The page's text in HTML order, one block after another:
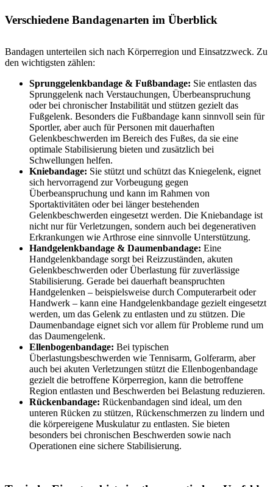
Verschiedene Bandagenarten im Überblick
Bandagen unterteilen sich nach Körperregion und Einsatzzweck. Zu
den wichtigsten zählen:
Sprunggelenkbandage & Fußbandage: Sie entlasten das
Sprunggelenk nach Verstauchungen, Überbeanspruchung
oder bei chronischer Instabilität und stützen gezielt das
Fußgelenk. Besonders die Fußbandage kann sinnvoll sein für
Sportler, aber auch für Personen mit dauerhaften
Gelenkbeschwerden im Bereich des Fußes, da sie eine
optimale Stabilisierung bieten und zusätzlich bei
Schwellungen helfen.
Kniebandage: Sie stützt und schützt das Kniegelenk, eignet
sich hervorragend zur Vorbeugung gegen
Überbeanspruchung und kann im Rahmen von
Sportaktivitäten oder bei länger bestehenden
Gelenkbeschwerden eingesetzt werden. Die Kniebandage ist
nicht nur für Verletzungen, sondern auch bei degenerativen
Erkrankungen wie Arthrose eine sinnvolle Unterstützung.
Handgelenkbandage & Daumenbandage: Eine
Handgelenkbandage sorgt bei Reizzuständen, akuten
Gelenkbeschwerden oder Überlastung für zuverlässige
Stabilisierung. Gerade bei dauerhaft beanspruchten
Handgelenken – beispielsweise durch Computerarbeit oder
Handwerk – kann eine Handgelenkbandage gezielt eingesetzt
werden, um das Gelenk zu entlasten und zu stützen. Die
Daumenbandage eignet sich vor allem für Probleme rund um
das Daumengelenk.
Ellenbogenbandage: Bei typischen
Überlastungsbeschwerden wie Tennisarm, Golferarm, aber
auch bei akuten Verletzungen stützt die Ellenbogenbandage
gezielt die betroffene Körperregion, kann die betroffene
Region entlasten und Beschwerden bei Belastung reduzieren.
Rückenbandage: Rückenbandagen sind ideal, um den
unteren Rücken zu stützen, Rückenschmerzen zu lindern und
die körpereigene Muskulatur zu entlasten. Sie bieten
besonders bei chronischen Beschwerden sowie nach
Operationen eine sichere Stabilisierung.